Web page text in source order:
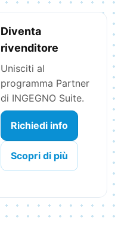
Diventa
rivenditore
Unisciti al
programma Partner
di INGEGNO Suite.
Richiedi info
Scopri di più